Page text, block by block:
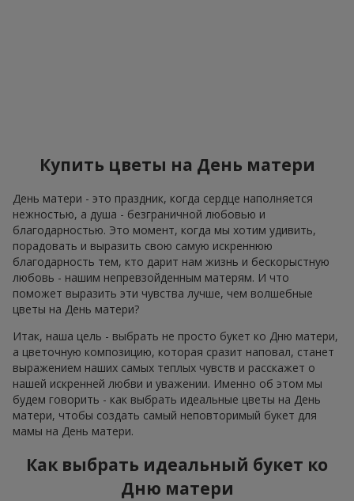
Купить цветы на День матери
День матери - это праздник, когда сердце наполняется
нежностью, а душа - безграничной любовью и
благодарностью. Это момент, когда мы хотим удивить,
порадовать и выразить свою самую искреннюю
благодарность тем, кто дарит нам жизнь и бескорыстную
любовь - нашим непревзойденным матерям. И что
поможет выразить эти чувства лучше, чем волшебные
цветы на День матери?
Итак, наша цель - выбрать не просто букет ко Дню матери,
а цветочную композицию, которая сразит наповал, станет
выражением наших самых теплых чувств и расскажет о
нашей искренней любви и уважении. Именно об этом мы
будем говорить - как выбрать идеальные цветы на День
матери, чтобы создать самый неповторимый букет для
мамы на День матери.
Как выбрать идеальный букет ко
Дню матери